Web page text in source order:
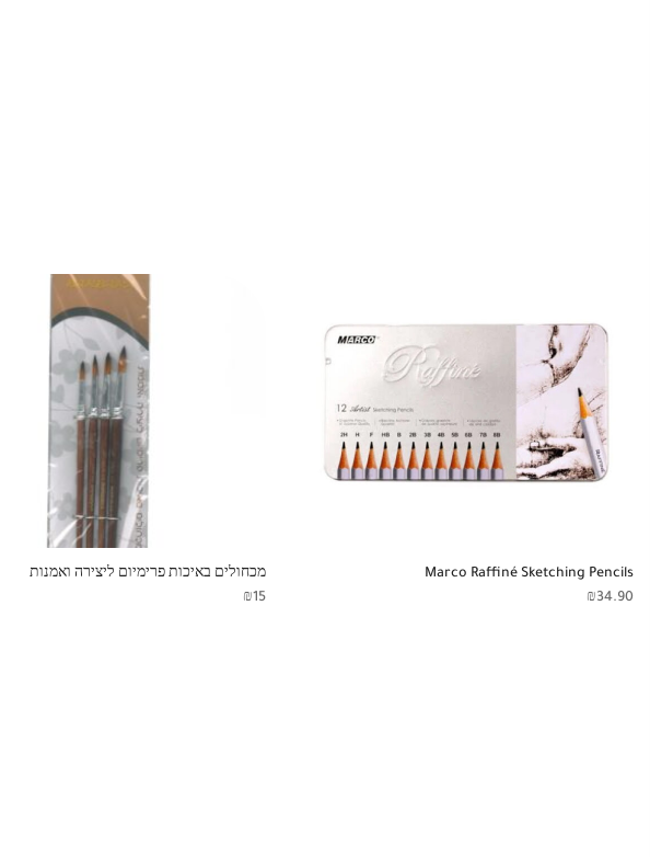
Marco Raffiné Sketching Pencils
₪34.90
מכחולים באיכות פרימיום ליצירה ואמנות
₪15